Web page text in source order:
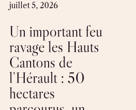
juillet 5, 2026
Un important feu
ravage les Hauts
Cantons de
l’Hérault : 50
hectares